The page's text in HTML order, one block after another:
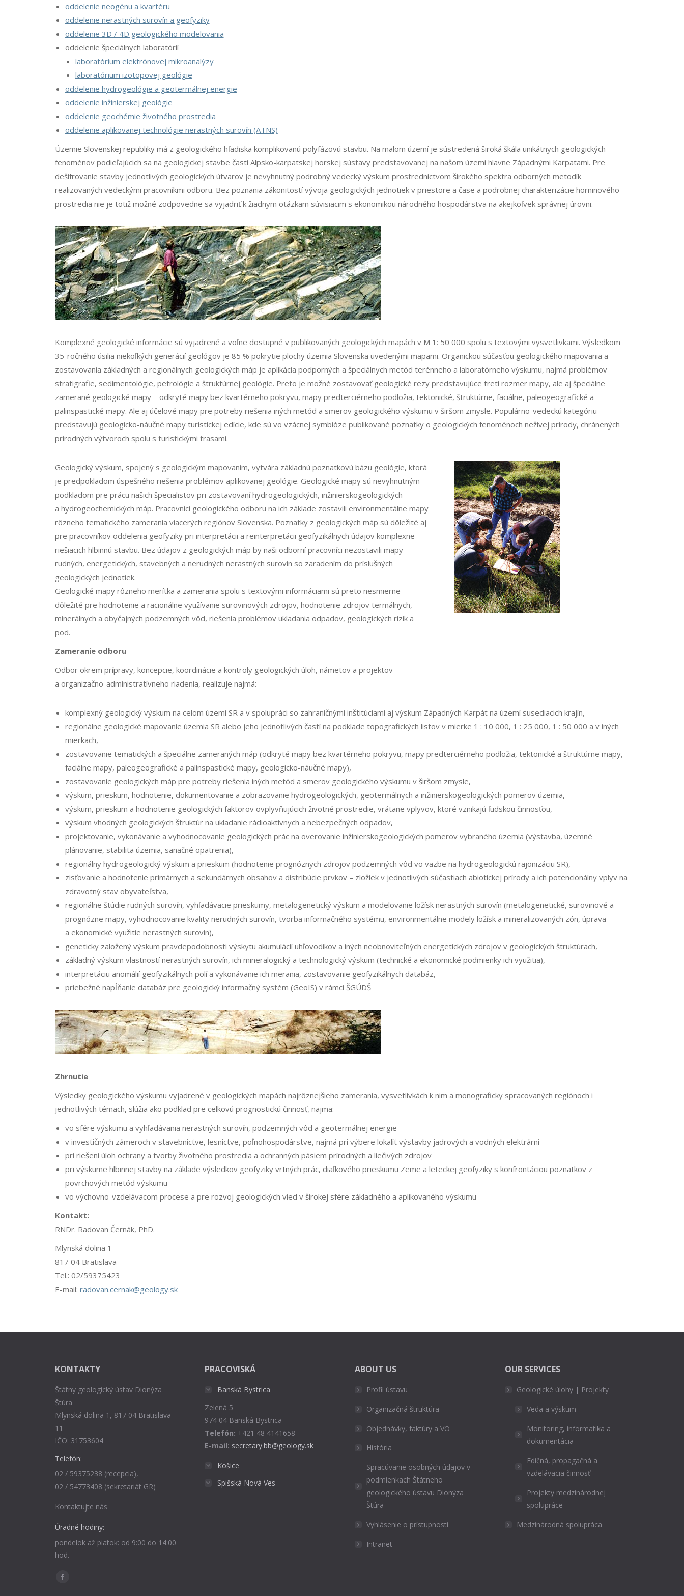
oddelenie neogénu a kvartéru
oddelenie nerastných surovín a geofyziky
oddelenie 3D / 4D geologického modelovania
oddelenie špeciálnych laboratórií
laboratórium elektrónovej mikroanalýzy
laboratórium izotopovej geológie
oddelenie hydrogeológie a geotermálnej energie
oddelenie inžinierskej geológie
oddelenie geochémie životného prostredia
oddelenie aplikovanej technológie nerastných surovín (ATNS)
Územie Slovenskej republiky má z geologického hľadiska komplikovanú polyfázovú stavbu. Na malom území je sústredená široká škála unikátnych geologických
fenoménov podieľajúcich sa na geologickej stavbe časti Alpsko-karpatskej horskej sústavy predstavovanej na našom území hlavne Západnými Karpatami. Pre
dešifrovanie stavby jednotlivých geologických útvarov je nevyhnutný podrobný vedecký výskum prostredníctvom širokého spektra odborných metodík
realizovaných vedeckými pracovníkmi odboru. Bez poznania zákonitostí vývoja geologických jednotiek v priestore a čase a podrobnej charakterizácie horninového
prostredia nie je totiž možné zodpovedne sa vyjadriť k žiadnym otázkam súvisiacim s ekonomikou národného hospodárstva na akejkoľvek správnej úrovni.
Komplexné geologické informácie sú vyjadrené a voľne dostupné v publikovaných geologických mapách v M 1: 50 000 spolu s textovými vysvetlivkami. Výsledkom
35-ročného úsilia niekoľkých generácií geológov je 85 % pokrytie plochy územia Slovenska uvedenými mapami. Organickou súčasťou geologického mapovania a
zostavovania základných a regionálnych geologických máp je aplikácia podporných a špeciálnych metód terénneho a laboratórneho výskumu, najmä problémov
stratigrafie, sedimentológie, petrológie a štruktúrnej geológie. Preto je možné zostavovať geologické rezy predstavujúce tretí rozmer mapy, ale aj špeciálne
zamerané geologické mapy – odkryté mapy bez kvartérneho pokryvu, mapy predterciérneho podložia, tektonické, štruktúrne, faciálne, paleogeografické a
palinspastické mapy. Ale aj účelové mapy pre potreby riešenia iných metód a smerov geologického výskumu v širšom zmysle. Populárno-vedeckú kategóriu
predstavujú geologicko-náučné mapy turistickej edície, kde sú vo vzácnej symbióze publikované poznatky o geologických fenoménoch neživej prírody, chránených
prírodných výtvoroch spolu s turistickými trasami.
Geologický výskum, spojený s geologickým mapovaním, vytvára základnú poznatkovú bázu geológie, ktorá
je predpokladom úspešného riešenia problémov aplikovanej geológie. Geologické mapy sú nevyhnutným
podkladom pre prácu našich špecialistov pri zostavovaní hydrogeologických, inžinierskogeologických
a hydrogeochemických máp. Pracovníci geologického odboru na ich základe zostavili environmentálne mapy
rôzneho tematického zamerania viacerých regiónov Slovenska. Poznatky z geologických máp sú dôležité aj
pre pracovníkov oddelenia geofyziky pri interpretácii a reinterpretácii geofyzikálnych údajov komplexne
riešiacich hlbinnú stavbu. Bez údajov z geologických máp by naši odborní pracovníci nezostavili mapy
rudných, energetických, stavebných a nerudných nerastných surovín so zaradením do príslušných
geologických jednotiek.
Geologické mapy rôzneho merítka a zamerania spolu s textovými informáciami sú preto nesmierne
dôležité pre hodnotenie a racionálne využívanie surovinových zdrojov, hodnotenie zdrojov termálnych,
minerálnych a obyčajných podzemných vôd, riešenia problémov ukladania odpadov, geologických rizík a
pod.
Zameranie odboru
Odbor okrem prípravy, koncepcie, koordinácie a kontroly geologických úloh, námetov a projektov
a organizačno-administratívneho riadenia, realizuje najmä:
komplexný geologický výskum na celom území SR a v spolupráci so zahraničnými inštitúciami aj výskum Západných Karpát na území susediacich krajín,
regionálne geologické mapovanie územia SR alebo jeho jednotlivých častí na podklade topo­grafických listov v mierke 1 : 10 000, 1 : 25 000, 1 : 50 000 a v iných
mierkach,
zostavovanie tematických a špeciálne zameraných máp (odkryté mapy bez kvartérneho po­kryvu, mapy predterciérneho podložia, tektonické a štruktúrne mapy,
faciálne mapy, paleogeogra­fické a palinspastické mapy, geologicko-náučné mapy),
zostavovanie geologických máp pre potreby riešenia iných metód a smerov geologického výskumu v širšom zmysle,
výskum, prieskum, hodnotenie, dokumentovanie a zobrazovanie hydrogeologických, geotermálnych a inžinierskogeologických pomerov územia,
výskum, prieskum a hodnotenie geologických faktorov ovplyvňujúcich životné prostredie, vrátane vplyvov, ktoré vznikajú ľudskou činnosťou,
výskum vhodných geologických štruktúr na ukladanie rádioaktívnych a nebezpečných odpadov,
projektovanie, vykonávanie a vyhodnocovanie geologických prác na overovanie inžinierskogeologických pomerov vybraného územia (výstavba, územné
plánovanie, stabilita územia, sanačné opatrenia),
regionálny hydrogeologický výskum a prieskum (hodnotenie prognóznych zdrojov podzemných vôd vo väzbe na hydrogeologickú rajonizáciu SR),
zisťovanie a hodnotenie primárnych a sekundárnych obsahov a distribúcie prvkov – zložiek v jednotlivých súčastiach abiotickej prírody a ich potencionálny vplyv na
zdravotný stav obyvateľstva,
regionálne štúdie rudných surovín, vyhľadávacie prieskumy, metalogenetický výskum a modelovanie ložísk nerastných surovín (metalo­genetic­ké, surovinové a
prognózne mapy, vyhodnocovanie kvality nerud­ných surovín, tvorba informačného systému, environmentálne modely ložísk a mineralizovaných zón, úprava
a ekonomické využitie nerastných surovín),
geneticky založený výskum pravdepodobnosti výskytu akumulácií uhľovodíkov a iných neobnovi­teľných energetických zdrojov v geologických štruktúrach,
základný výskum vlastností nerastných surovín, ich mineralogický a technologický výskum (technické a ekonomické podmienky ich využitia),
interpretáciu anomálií geofyzikálnych polí a vykonávanie ich merania, zostavovanie geofyzikálnych databáz,
priebežné napĺňanie databáz pre geologický informačný systém (GeoIS) v rámci ŠGÚDŠ
Zhrnutie
Výsledky geologického výskumu vyjadrené v geologických mapách najrôznejšieho zamerania, vysvetlivkách k nim a monograficky spracovaných regiónoch i
jednotlivých témach, slúžia ako podklad pre celkovú prognostickú činnosť, najmä:
vo sfére výskumu a vyhľadávania nerastných surovín, podzemných vôd a geotermálnej energie
v investičných zámeroch v stavebníctve, lesníctve, poľnohospodárstve, najmä pri výbere lokalít výstavby jadrových a vodných elektrární
pri riešení úloh ochrany a tvorby životného prostredia a ochranných pásiem prírodných a liečivých zdrojov
pri výskume hlbinnej stavby na základe výsledkov geofyziky vrtných prác, diaľkového prieskumu Zeme a leteckej geofyziky s konfrontáciou poznatkov z
povrchových metód výskumu
vo výchovno-vzdelávacom procese a pre rozvoj geologických vied v širokej sfére základného a aplikovaného výskumu
Kontakt:
RNDr. Radovan Černák, PhD.
Mlynská dolina 1
817 04 Bratislava
Tel.: 02/59375423
E-mail: radovan.cernak@geology.sk
KONTAKTY
Štátny geologický ústav Dionýza
Štúra
Mlynská dolina 1, 817 04 Bratislava
11
IČO: 31753604
Telefón:
02 / 59375238 (recepcia),
02 / 54773408 (sekretariát GR)
Kontaktujte nás
Úradné hodiny:
pondelok až piatok: od 9:00 do 14:00
hod.
Find us on:
Facebook
PRACOVISKÁ
Banská Bystrica
Zelená 5
974 04 Banská Bystrica
Telefón: +421 48 4141658
E-mail: secretary.bb@geology.sk
Košice
Spišská Nová Ves
ABOUT US
Profil ústavu
Organizačná štruktúra
Objednávky, faktúry a VO
História
Spracúvanie osobných údajov v
podmienkach Štátneho
geologického ústavu Dionýza
Štúra
Vyhlásenie o prístupnosti
Intranet
OUR SERVICES
Geologické úlohy | Projekty
Veda a výskum
Monitoring, informatika a
dokumentácia
Edičná, propagačná a
vzdelávacia činnosť
Projekty medzinárodnej
spolupráce
Medzinárodná spolupráca